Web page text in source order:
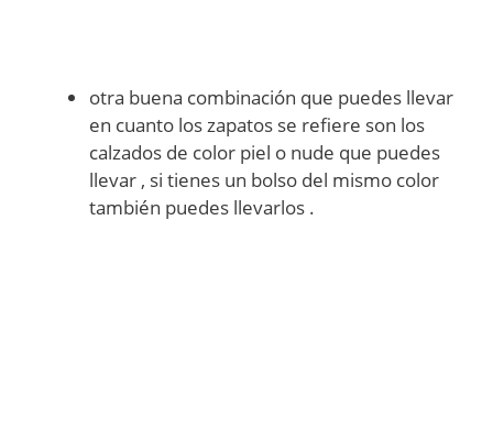
otra buena combinación que puedes llevar
en cuanto los zapatos se refiere son los
calzados de color piel o nude que puedes
llevar , si tienes un bolso del mismo color
también puedes llevarlos .